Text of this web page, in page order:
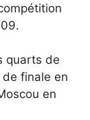
quarts de
finale en
en